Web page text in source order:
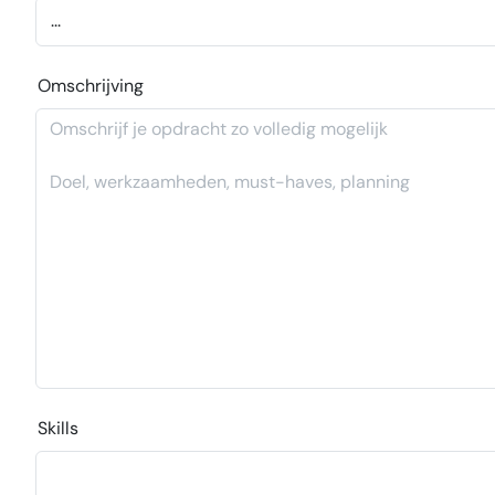
Omschrijving
Skills